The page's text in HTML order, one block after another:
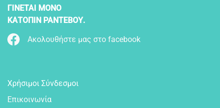
ΓΙΝΕΤΑΙ ΜΟΝΟ
ΚΑΤΟΠΙΝ ΡΑΝΤΕΒΟΥ.
Ακολουθήστε μας στο facebook
Χρήσιμοι Σύνδεσμοι
Επικοινωνία